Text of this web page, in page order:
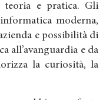
e pratica. Gli
moderna,
e possibilità di
all’avanguardia e da
la curiosità, la